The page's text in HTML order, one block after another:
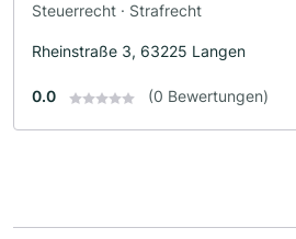
Steuerrecht · Strafrecht
Rheinstraße 3, 63225 Langen
0.0 (0 Bewertungen)